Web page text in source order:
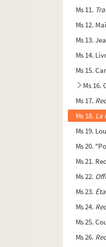
Ms 11.
Ms 12.
Ms 13.
Ms 14.
Ms 15.
Ms 16.
Ms 17.
Ms 18. La
Ms 19.
Ms 20.
Ms 21.
Ms 22.
Ms 23.
Ms 24.
Ms 25.
Ms 26.